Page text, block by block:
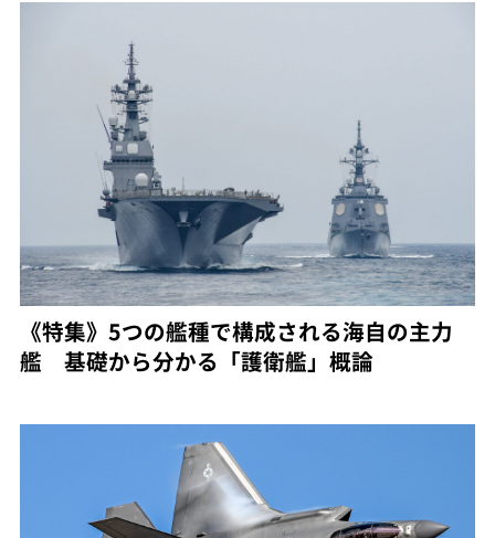
《特集》5つの艦種で構成される海自の主力
艦 基礎から分かる「護衛艦」概論